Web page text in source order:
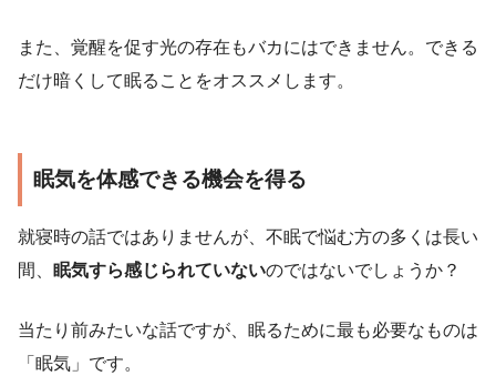
また、覚醒を促す光の存在もバカにはできません。できる
だけ暗くして眠ることをオススメします。
眠気を体感できる機会を得る
就寝時の話ではありませんが、不眠で悩む方の多くは長い
間、 眠気すら感じられていないのではないでしょうか？
当たり前みたいな話ですが、眠るために最も必要なものは
「眠気」です。